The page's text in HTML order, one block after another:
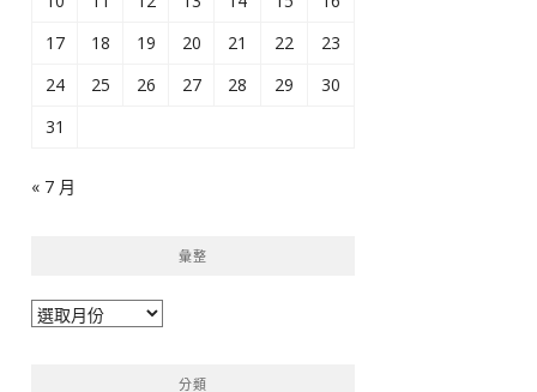
17
18 19 20 21 22
23
24
25 26 27 28 29
30
31
« 7 月
彙整
彙
分類